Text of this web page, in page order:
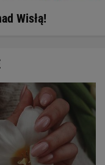
Wisłą!